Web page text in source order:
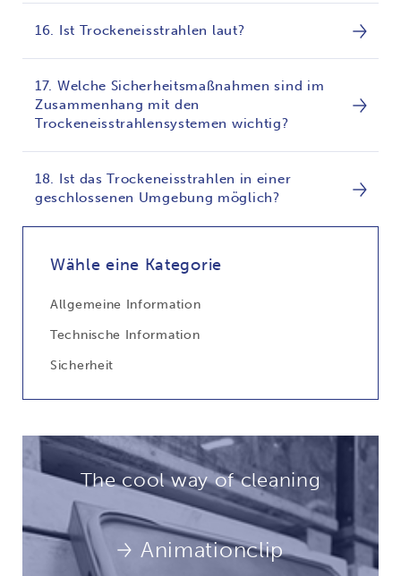
16. Ist Trockeneisstrahlen laut?
17. Welche Sicherheitsmaßnahmen sind im
Zusammenhang mit den
Trockeneisstrahlensystemen wichtig?
18. Ist das Trockeneisstrahlen in einer
geschlossenen Umgebung möglich?
Wähle eine Kategorie
Allgemeine Information
Technische Information
Sicherheit
The cool way of cleaning
Animationclip